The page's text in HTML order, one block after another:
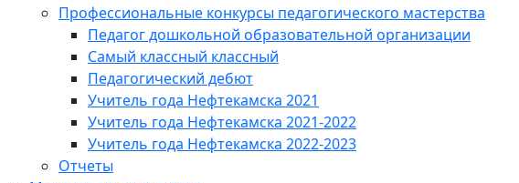
Профессиональные конкурсы педагогического мастерства
Педагог дошкольной образовательной организации
Самый классный классный
Педагогический дебют
Учитель года Нефтекамска 2021
Учитель года Нефтекамска 2021-2022
Учитель года Нефтекамска 2022-2023
Отчеты